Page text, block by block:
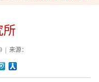
所
| 来源：